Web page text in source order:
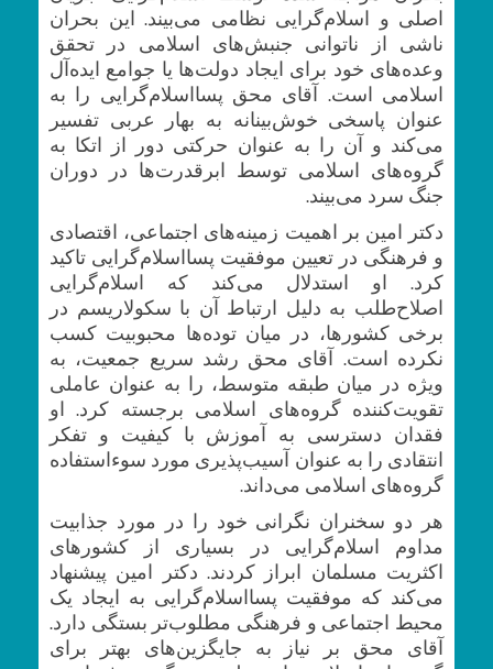
اصلی و اسلام‌گرایی نظامی می‌بیند. این بحران
ناشی از ناتوانی جنبش‌های اسلامی در تحقق
وعده‌های خود برای ایجاد دولت‌ها یا جوامع ایده‌آل
اسلامی است. آقای محق پسااسلام‌گرایی را به
عنوان پاسخی خوش‌بینانه به بهار عربی تفسیر
می‌کند و آن را به عنوان حرکتی دور از اتکا به
گروه‌های اسلامی توسط ابرقدرت‌ها در دوران
جنگ سرد می‌بیند.
دکتر امین بر اهمیت زمینه‌های اجتماعی، اقتصادی
و فرهنگی در تعیین موفقیت پسااسلام‌گرایی تاکید
کرد. او استدلال می‌کند که اسلام‌گرایی
اصلاح‌طلب به دلیل ارتباط آن با سکولاریسم در
برخی کشورها، در میان توده‌ها محبوبیت کسب
نکرده است. آقای محق رشد سریع جمعیت، به
ویژه در میان طبقه متوسط، را به عنوان عاملی
تقویت‌کننده گروه‌های اسلامی برجسته کرد. او
فقدان دسترسی به آموزش با کیفیت و تفکر
انتقادی را به عنوان آسیب‌پذیری مورد سوءاستفاده
گروه‌های اسلامی می‌داند.
هر دو سخنران نگرانی خود را در مورد جذابیت
مداوم اسلام‌گرایی در بسیاری از کشورهای
اکثریت مسلمان ابراز کردند. دکتر امین پیشنهاد
می‌کند که موفقیت پسااسلام‌گرایی به ایجاد یک
محیط اجتماعی و فرهنگی مطلوب‌تر بستگی دارد.
آقای محق بر نیاز به جایگزین‌های بهتر برای